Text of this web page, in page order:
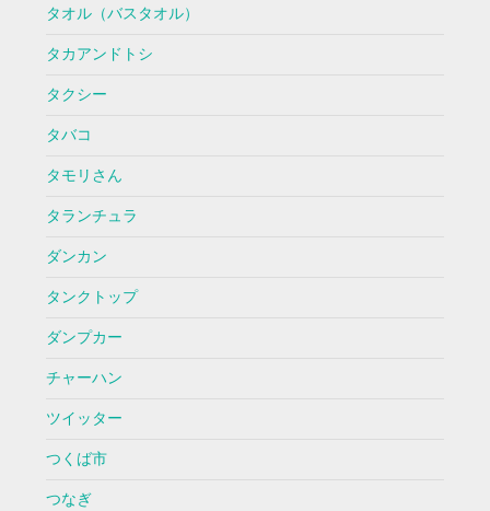
タオル（バスタオル）
タカアンドトシ
タクシー
タバコ
タモリさん
タランチュラ
ダンカン
タンクトップ
ダンプカー
チャーハン
ツイッター
つくば市
つなぎ